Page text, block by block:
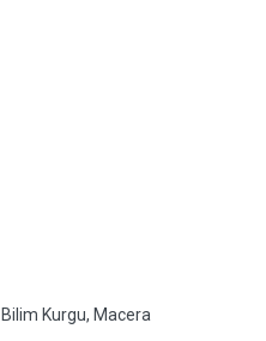
Kurgu, Macera